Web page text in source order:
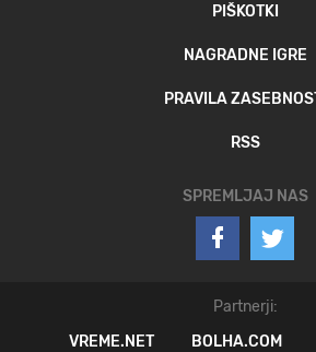
PIŠKOTKI
NAGRADNE IGRE
PRAVILA
RSS
SPREMLJAJ NAS
Partnerji:
VREME.NET
BOLHA.COM